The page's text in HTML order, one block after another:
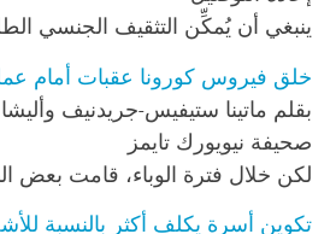
ينبغي أن يُمكِّن التثقيف الجنسي
خلق فيروس كورونا عقبات أمام
بقلم ماتينا ستيفيس-جريدنيف
صحيفة نيويورك تايمز
لكن خلال فترة الوباء، قامت بعض
تكوين أسرة يكلف أكثر بالنسبة